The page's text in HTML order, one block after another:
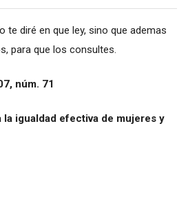
te diré en que ley, sino que ademas
para que los consultes.
núm. 71
la igualdad efectiva de mujeres y